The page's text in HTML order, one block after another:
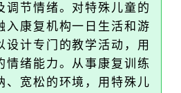
调节情绪。对特殊儿童的
入康复机构一日生活和游
设计专门的教学活动，用
情绪能力。从事康复训练
、宽松的环境，用特殊儿